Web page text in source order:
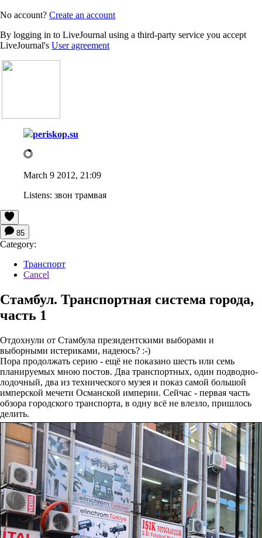
No account? Create an account
By logging in to LiveJournal using a third-party service you accept
LiveJournal's User agreement
periskop.su
March 9 2012, 21:09
Listens: звон трамвая
85
Category:
Транспорт
Cancel
Стамбул. Транспортная система города,
часть 1
Отдохнули от Стамбула президентскими выборами и
выборными истериками, надеюсь? :-)
Пора продолжать серию - ещё не показано шесть или семь
планируемых мною постов. Два транспортных, один подводно-
лодочный, два из технического музея и показ самой большой
имперской мечети Османской империи. Сейчас - первая часть
обзора городского транспорта, в одну всё не влезло, пришлось
делить.